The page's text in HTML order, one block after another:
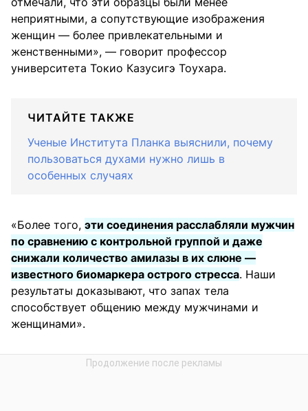
неприятными, а сопутствующие изображения
женщин — более привлекательными и
женственными», — говорит профессор
университета Токио Казусигэ Тоухара.
ЧИТАЙТЕ ТАКЖЕ
Ученые Института Планка выяснили, почему
пользоваться духами нужно лишь в
особенных случаях
«Более того, эти соединения расслабляли мужчин
по сравнению с контрольной группой и даже
снижали количество амилазы в их слюне —
известного биомаркера острого стресса. Наши
результаты доказывают, что запах тела
способствует общению между мужчинами и
женщинами».